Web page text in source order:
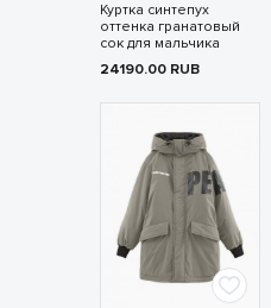
Куртка синтепух
оттенка гранатовый
сок для мальчика
24190.00 RUB